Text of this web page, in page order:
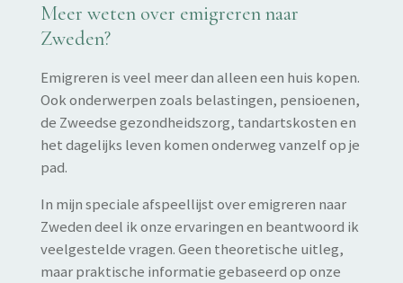
Meer weten over emigreren naar
Zweden?
Emigreren is veel meer dan alleen een huis kopen.
Ook onderwerpen zoals belastingen, pensioenen,
de Zweedse gezondheidszorg, tandartskosten en
het dagelijks leven komen onderweg vanzelf op je
pad.
In mijn speciale afspeellijst over emigreren naar
Zweden deel ik onze ervaringen en beantwoord ik
veelgestelde vragen. Geen theoretische uitleg,
maar praktische informatie gebaseerd op onze